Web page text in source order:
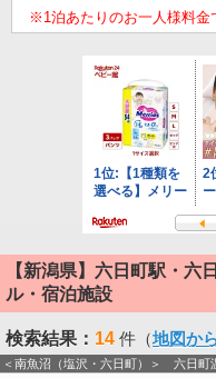
※1泊あたりのお一人様料金
【新潟県】六日町駅・六
ル・宿泊施設
検索結果： 14 件（地図か
＜南魚沼（塩沢・六日町）＞ 六日町